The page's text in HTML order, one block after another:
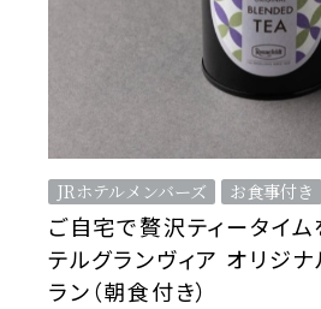
ご自宅で贅沢ティータイム
テルグランヴィア オリジナ
ラン（朝食付き）
JRホテルメンバーズ お食事付き